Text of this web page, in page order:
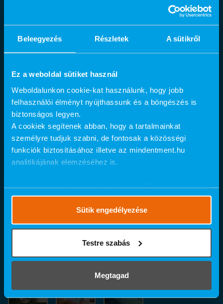
Beleegyezés Részletek A sütikről
Ez a weboldal sütiket használ
Weboldalunkon cookie-kat használunk, hogy jobb
felhasználói élményt nyújthassunk és a böngészés is
biztonságos legyen.
A cookiek segítenek abban, hogy a tartalmainkat
személyre tudjuk szabni, de fontosak a közösségi
funkciók biztosításához illetve az mindentment.hu
analitikájának elemzéséhez is.
számunkra a mérések használatát. Részletes cookie
Sütik engedélyezése
Testre szabás
Megtagad
Fogfehérítés
AlphaBio MultiNeO implantátum
Fogszabályozás
Budapest
1054 Budapest, Báthory utca 24.
1024 Budapest, Retek utca 21-27.
1149 Budapest, Pillangó utca 12.
1054 Budapest, Báthory utca 23.
1037 Budapest, Bécsi út 314/C
1115 Budapest, Bartók Béla út 105-113.
1095 Budapest, Soroksári út 44.
6726 Szeged, Szent-Györgyi Albert utca 26.
Kecskemét
6000 Kecskemét, Kölcsey utca 7/A
A dentálhigiéniai kezeléseket nálunk SZÉP kártyával is